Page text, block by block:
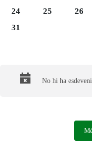
Dilluns 24
24 Dimarts 25
25 26
Dilluns 31
31
No hi ha